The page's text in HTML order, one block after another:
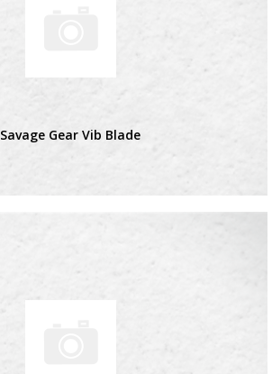
Savage Gear Vib Blade